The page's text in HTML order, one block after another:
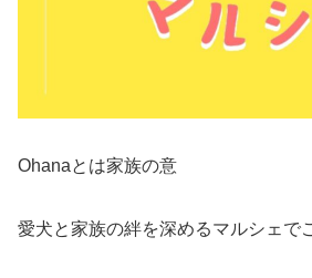
Ohanaとは家族の意
愛犬と家族の絆を深めるマルシェで